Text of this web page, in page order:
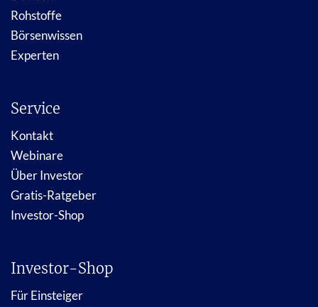
Rohstoffe
Börsenwissen
Experten
Service
Kontakt
Webinare
Über Investor
Gratis-Ratgeber
Investor-Shop
Investor-Shop
Für Einsteiger